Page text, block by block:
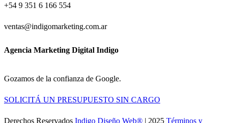
+54 9 351 6 166 554
ventas@indigomarketing.com.ar
Agencia Marketing Digital Indigo
Gozamos de la confianza de Google.
SOLICITÁ UN PRESUPUESTO SIN CARGO
Derechos Reservados Indigo Diseño Web® | 2025 Términos y